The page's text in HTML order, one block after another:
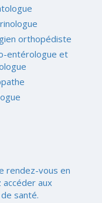
orthopédiste
entérologue et
rendez-vous en
accéder aux
santé.